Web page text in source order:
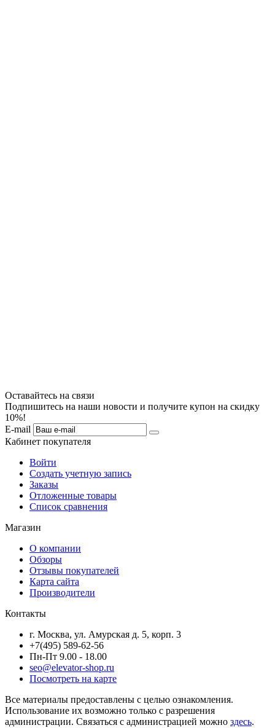
Оставайтесь на связи
Подпишитесь на наши новости и получите купон на скидку
10%!
E-mail
Кабинет покупателя
Войти
Создать учетную запись
Заказы
Отложенные товары
Список сравнения
Магазин
О компании
Обзоры
Отзывы покупателей
Карта сайта
Производители
Контакты
г. Москва, ул. Амурская д. 5, корп. 3
+7(495) 589-62-56
Пн-Пт 9.00 - 18.00
seo@elevator-shop.ru
Посмотреть на карте
Все материалы предоставлены с целью ознакомления.
Использование их возможно только с разрешения
администрации. Связаться с администрацией можно здесь.